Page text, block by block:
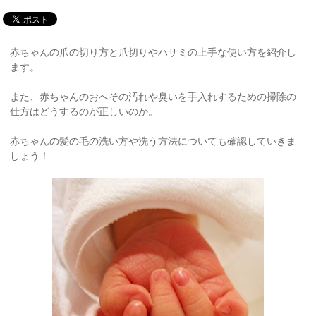
赤ちゃんの爪の切り方と爪切りやハサミの上手な使い方を紹介し
ます。
また、赤ちゃんのおへその汚れや臭いを手入れするための掃除の
仕方はどうするのが正しいのか。
赤ちゃんの髪の毛の洗い方や洗う方法についても確認していきま
しょう！